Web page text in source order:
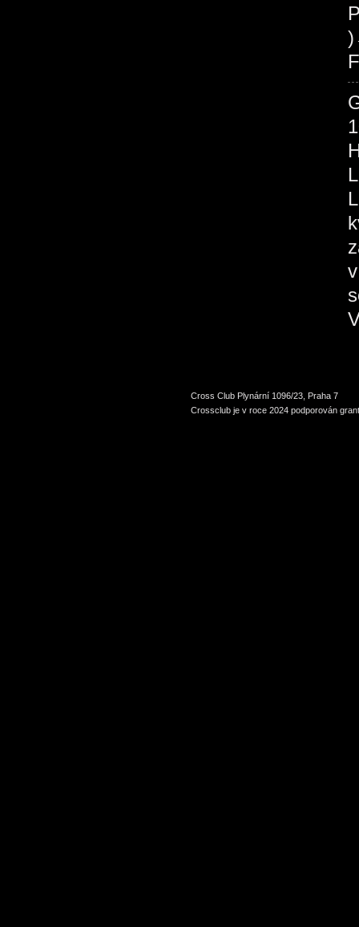
Cross Club Plynární 1096/23, Praha 7
Crossclub je v roce 2024 podporován